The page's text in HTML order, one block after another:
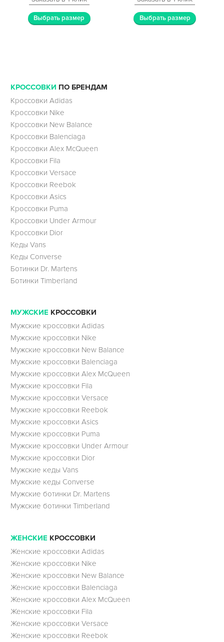
Выбрать размер Выбрать размер
КРОССОВКИ ПО БРЕНДАМ
Кроссовки Adidas
Кроссовки Nike
Кроссовки New Balance
Кроссовки Balenciaga
Кроссовки Alex McQueen
Кроссовки Fila
Кроссовки Versace
Кроссовки Reebok
Кроссовки Asics
Кроссовки Puma
Кроссовки Under Armour
Кроссовки Dior
Кеды Vans
Кеды Converse
Ботинки Dr. Martens
Ботинки Timberland
МУЖСКИЕ КРОССОВКИ
Мужские кроссовки Adidas
Мужские кроссовки Nike
Мужские кроссовки New Balance
Мужские кроссовки Balenciaga
Мужские кроссовки Alex McQueen
Мужские кроссовки Fila
Мужские кроссовки Versace
Мужские кроссовки Reebok
Мужские кроссовки Asics
Мужские кроссовки Puma
Мужские кроссовки Under Armour
Мужские кроссовки Dior
Мужские кеды Vans
Мужские кеды Converse
Мужские ботинки Dr. Martens
Мужские ботинки Timberland
ЖЕНСКИЕ КРОССОВКИ
Женские кроссовки Adidas
Женские кроссовки Nike
Женские кроссовки New Balance
Женские кроссовки Balenciaga
Женские кроссовки Alex McQueen
Женские кроссовки Fila
Женские кроссовки Versace
Женские кроссовки Reebok